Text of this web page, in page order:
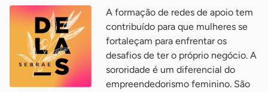
A formação de redes de apoio tem
contribuído para que mulheres se
fortaleçam para enfrentar os
desafios de ter o próprio negócio. A
sororidade é um diferencial do
empreendedorismo feminino. São